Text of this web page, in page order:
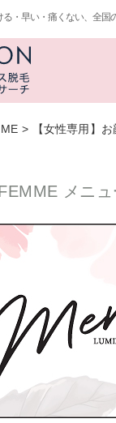
・早い・痛くない、全国
> 【女性専用】
メニュ